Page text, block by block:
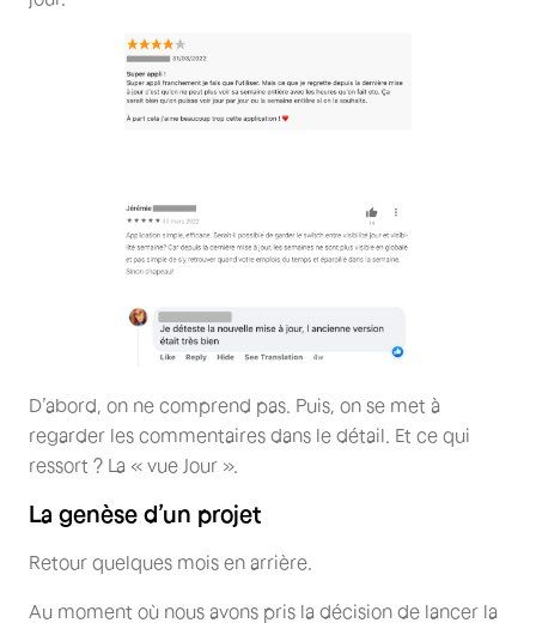
D’abord, on ne comprend pas. Puis, on se met à
regarder les commentaires dans le détail. Et ce qui
ressort ? La « vue Jour ».
La genèse d’un projet
Retour quelques mois en arrière.
Au moment où nous avons pris la décision de lancer la